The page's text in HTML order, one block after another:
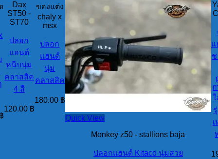
Dax
ST50 -
ST70
ปลอก
แฮนด์
หนีบนุ่ม
คลาสสิค
4 สี
120.00 ฿
ของแต่ง
chaly x
msx
ปลอก
แฮนด์
นุ่ม
คลาสสิค
180.00 ฿
Quick View
Monkey z50 - stallions baja
ปลอกแฮนด์ Kitaco นุ่มสวย
แ
ช